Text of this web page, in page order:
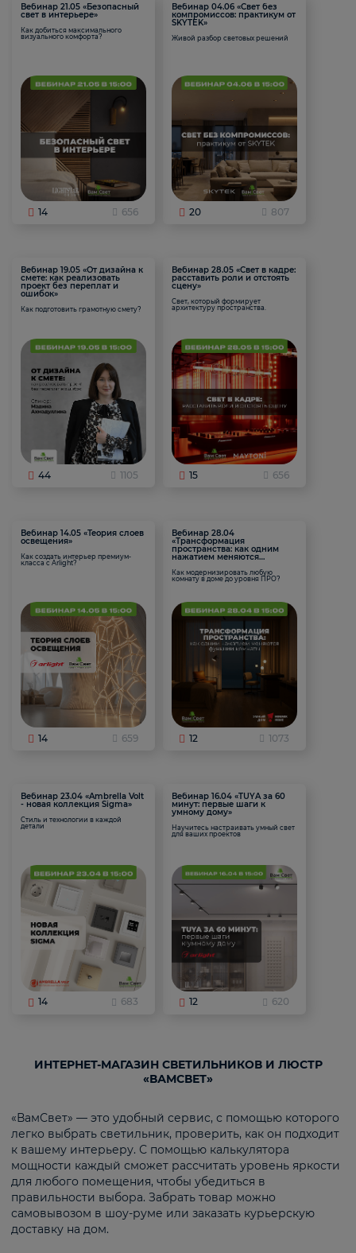
Вебинар 21.05 «Безопасный
свет в интерьере»
Как добиться максимального
визуального комфорта?
14 656
Вебинар 04.06 «Свет без
компромиссов: практикум от
SKYTEK»
Живой разбор световых решений
20 807
Вебинар 19.05 «От дизайна к
смете: как реализовать
проект без переплат и
ошибок»
Как подготовить грамотную смету?
44 1105
Вебинар 28.05 «Свет в кадре:
расставить роли и отстоять
сцену»
Свет, который формирует
архитектуру пространства.
15 656
Вебинар 14.05 «Теория слоев
освещения»
Как создать интерьер премиум-
класса с Arlight?
14 659
Вебинар 28.04
«Трансформация
пространства: как одним
нажатием меняются
Как модернизировать любую
комнату в доме до уровня ПРО?
12 1073
Вебинар 23.04 «Ambrella Volt
- новая коллекция Sigma»
Стиль и технологии в каждой
детали
14 683
Вебинар 16.04 «TUYA за 60
минут: первые шаги к
умному дому»
Научитесь настраивать умный свет
для ваших проектов
12 620
ИНТЕРНЕТ-МАГАЗИН СВЕТИЛЬНИКОВ И ЛЮСТР
«ВАМСВЕТ»
«ВамСвет» — это удобный сервис, с помощью которого
легко выбрать светильник, проверить, как он подходит
к вашему интерьеру. С помощью калькулятора
мощности каждый сможет рассчитать уровень яркости
для любого помещения, чтобы убедиться в
правильности выбора. Забрать товар можно
самовывозом в шоу-руме или заказать курьерскую
доставку на дом.